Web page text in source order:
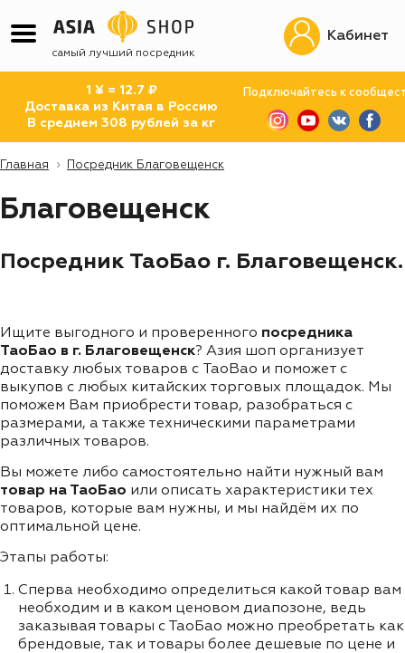
самый лучший посредник
1 ¥ = 12.7 ₽
Доставка из Китая в Россию
В среднем 308 рублей за кг
Подключайтесь к
Кабинет
Главная Посредник Благовещенск
Благовещенск
Посредник ТаоБао г. Благовещенск.
Ищите выгодного и проверенного посредника
ТаоБао в г. Благовещенск? Азия шоп организует
доставку любых товаров с TaoBao и поможет с
выкупов с любых китайских торговых площадок. Мы
поможем Вам приобрести товар, разобраться с
размерами, а также техническими параметрами
различных товаров.
Вы можете либо самостоятельно найти нужный вам
товар на ТаоБао или описать характеристики тех
товаров, которые вам нужны, и мы найдём их по
оптимальной цене.
Этапы работы:
Сперва необходимо определиться какой товар вам
необходим и в каком ценовом диапозоне, ведь
заказывая товары с ТаоБао можно преобретать как
брендовые, так и товары более дешевые по цене и